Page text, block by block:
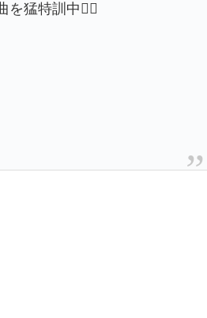
猛特訓中🧟‍♀️